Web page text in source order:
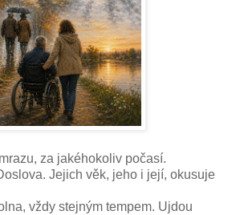
za jakéhokoliv počasí.
Jejich věk, jeho i její, okusuje
vždy stejným tempem. Ujdou